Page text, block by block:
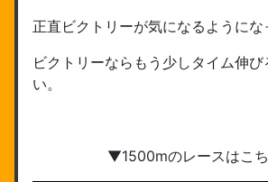
正直ビクトリーが気になるようにな
ビクトリーならもう少しタイム伸
い。
▼1500mのレースはこ